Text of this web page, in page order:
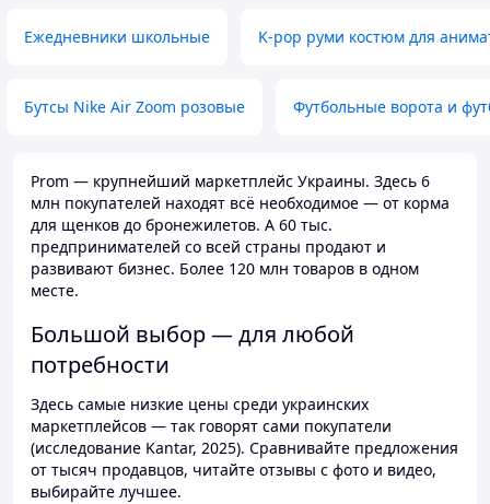
Ежедневники школьные K-pop руми костюм для
Бутсы Nike Air Zoom розовые Футбольные ворота и
Prom — крупнейший маркетплейс Украины. Здесь 6
млн покупателей находят всё необходимое — от корма
для щенков до бронежилетов. А 60 тыс.
предпринимателей со всей страны продают и
развивают бизнес. Более 120 млн товаров в одном
месте.
Большой выбор — для любой
потребности
Здесь самые низкие цены среди украинских
маркетплейсов — так говорят сами покупатели
(исследование Kantar, 2025). Сравнивайте предложения
от тысяч продавцов, читайте отзывы с фото и видео,
выбирайте лучшее.